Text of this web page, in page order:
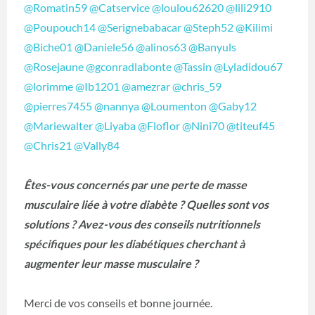
@Romatin59@Catservice@loulou62620@lili2910
@Poupouch14@Serignebabacar@Steph52@Kilimi
@Biche01 @Daniele56@alinos63@Banyuls
@Rosejaune@gconradlabonte@Tassin @Lyladidou67
@lorimme@Ib1201 @amezrar@chris_59
@pierres7455@nannya@Loumenton @Gaby12
@Mariewalter@Liyaba@Floflor@Nini70@titeuf45
@Chris21 @Vally84
Êtes-vous concernés par une perte de masse
musculaire liée à votre diabète ? Quelles sont vos
solutions ? Avez-vous des conseils nutritionnels
spécifiques pour les diabétiques cherchant à
augmenter leur masse musculaire ?
Merci de vos conseils et bonne journée.